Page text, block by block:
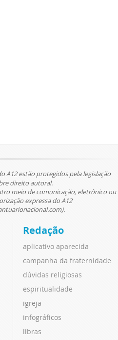
A12 estão protegidos pela legislação
direito autoral.
meio de comunicação, eletrônico ou
expressa do A12
Redação
aplicativo aparecida
campanha da fraternidade
dúvidas religiosas
espiritualidade
igreja
infográficos
libras